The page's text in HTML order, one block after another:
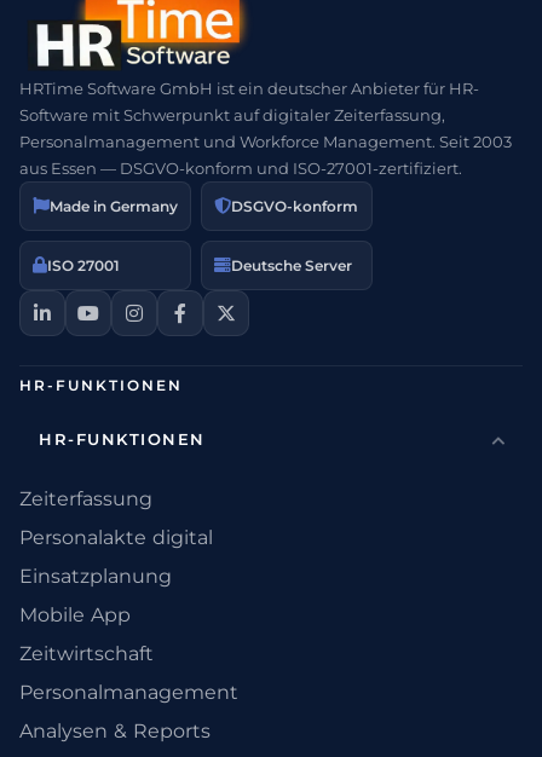
HRTime Software GmbH ist ein deutscher Anbieter für HR-
Software mit Schwerpunkt auf digitaler Zeiterfassung,
Personalmanagement und Workforce Management. Seit 2003
aus Essen — DSGVO-konform und ISO-27001-zertifiziert.
Made in Germany DSGVO-konform
ISO 27001 Deutsche Server
HR-FUNKTIONEN
HR-FUNKTIONEN
Zeiterfassung
Personalakte digital
Einsatzplanung
Mobile App
Zeitwirtschaft
Personalmanagement
Analysen & Reports